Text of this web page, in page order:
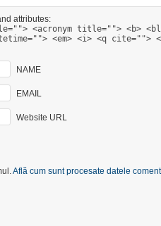
attributes:
<acronym title=""> <b>
<em> <i> <q cite="">
NAME
EMAIL
Website URL
Află cum sunt procesate datele